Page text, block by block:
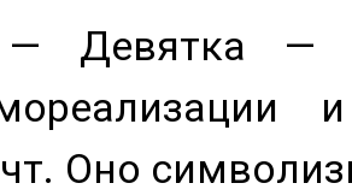
Девятка —
Оно